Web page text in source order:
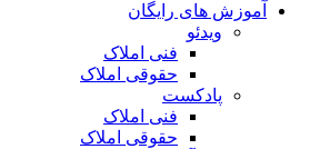
آموزش های رایگان
ویدئو
فنی املاک
حقوقی املاک
پادکست
فنی املاک
حقوقی املاک